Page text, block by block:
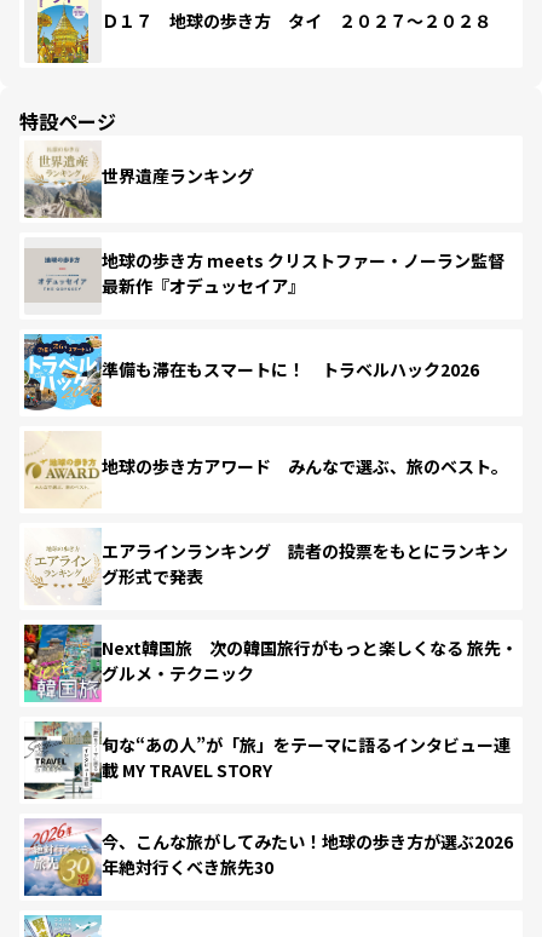
Ｄ１７ 地球の歩き方 タイ ２０２７～２０２８
特設ページ
世界遺産ランキング
地球の歩き方 meets クリストファー・ノーラン監督
最新作『オデュッセイア』
準備も滞在もスマートに！ トラベルハック2026
地球の歩き方アワード みんなで選ぶ、旅のベスト。
エアラインランキング 読者の投票をもとにランキン
グ形式で発表
Next韓国旅 次の韓国旅行がもっと楽しくなる 旅先・
グルメ・テクニック
旬な“あの人”が「旅」をテーマに語るインタビュー連
載 MY TRAVEL STORY
今、こんな旅がしてみたい！地球の歩き方が選ぶ2026
年絶対行くべき旅先30